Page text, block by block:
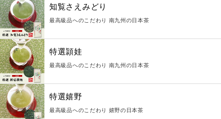
知覧さえみどり
最高級品へのこだわり 南九州の日本茶
特選頴娃
最高級品へのこだわり 南九州の日本茶
特選嬉野
最高級品へのこだわり 嬉野の日本茶